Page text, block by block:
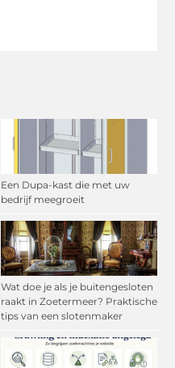
Een Dupa-kast die met uw
bedrijf meegroeit
Wat doe je als je buitengesloten
raakt in Zoetermeer? Praktische
tips van een slotenmaker